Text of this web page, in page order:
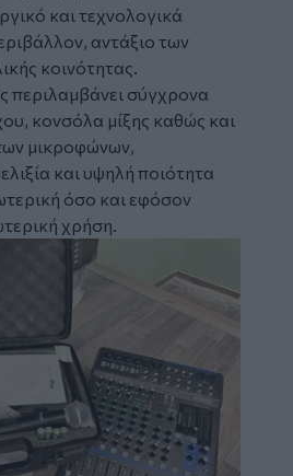
και τεχνολογικά
αντάξιο των
κοινότητας.
περιλαμβάνει σύγχρονα
κονσόλα μίξης καθώς και
μικροφώνων,
και υψηλή ποιότητα
όσο και εφόσον
χρήση.